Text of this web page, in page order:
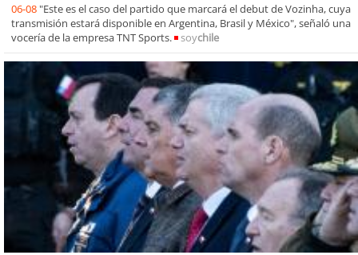
06-08 "Este es el caso del partido que marcará el debut de Vozinha, cuya
transmisión estará disponible en Argentina, Brasil y México", señaló una
vocería de la empresa TNT Sports.
soychile